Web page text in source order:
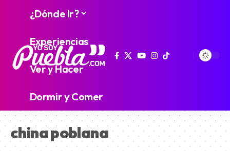
¿Dónde Ir?
Experiencias
Ver y Hacer
Dormir y Comer
china poblana